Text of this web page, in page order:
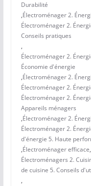
Durabilité
,Électroménager 2.
Électroménager 2.
Conseils pratiques
,
Électroménager 2.
Économie d'énergie
,Électroménager 2.
Électroménager 2.
Électroménager 2.
Appareils ménagers
,Électroménager 2.
Électroménager 2.
d'énergie 5. Haute
,Électroménager efficace,
Électroménagers 2.
de cuisine 5. Conseils
,